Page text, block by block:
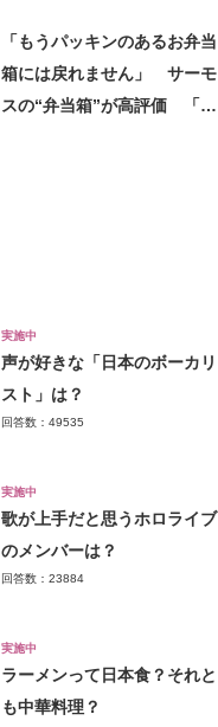
「もうパッキンのあるお弁当
箱には戻れません」 サーモ
スの“弁当箱”が高評価 「想
実施中
声が好きな「日本のボーカリ
スト」は？
回答数：49535
実施中
歌が上手だと思うホロライブ
のメンバーは？
回答数：23884
実施中
ラーメンって日本食？それと
も中華料理？